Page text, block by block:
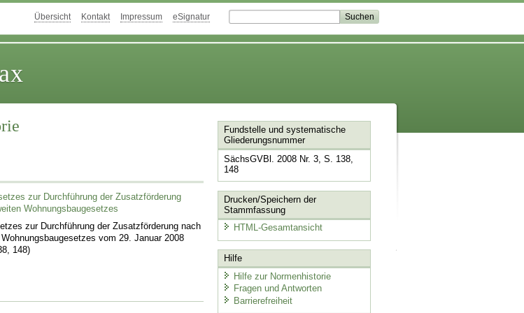
Übersicht Kontakt Impressum eSignatur
zur Durchführung der Zusatzförderung
Wohnungsbaugesetzes
zur Durchführung der Zusatzförderung nach
vom 29. Januar 2008
148)
Fundstelle und systematische
Gliederungsnummer
SächsGVBl. 2008 Nr. 3, S. 138,
148
Drucken/Speichern der
Stammfassung
HTML-Gesamtansicht
Hilfe
Hilfe zur Normenhistorie
Fragen und Antworten
Barrierefreiheit